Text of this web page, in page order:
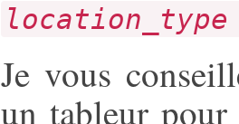
Je vous
un tableur pour